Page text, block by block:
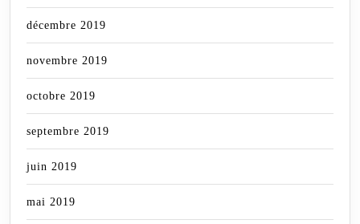
décembre 2019
novembre 2019
octobre 2019
septembre 2019
juin 2019
mai 2019